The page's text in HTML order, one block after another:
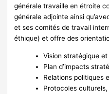
générale travaille en étroite
générale adjointe ainsi
et ses comités de travail
éthique) et offre des
Vision stratégique et
Plan d’impacts
Relations politiques
Protocoles